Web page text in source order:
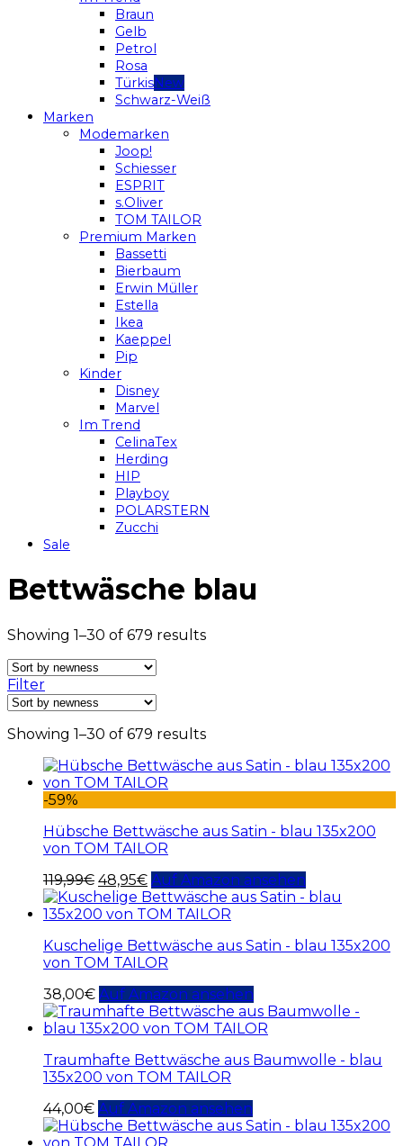
Braun
Gelb
Petrol
Rosa
Türkis
Schwarz-Weiß
Marken
Modemarken
Joop!
Schiesser
ESPRIT
s.Oliver
TOM TAILOR
Premium Marken
Bassetti
Bierbaum
Erwin Müller
Estella
Ikea
Kaeppel
Pip
Kinder
Disney
Marvel
Im Trend
CelinaTex
Herding
HIP
Playboy
POLARSTERN
Zucchi
Sale
Bettwäsche blau
Showing 1–30 of 679 results
Filter
Showing 1–30 of 679 results
-59%
Hübsche Bettwäsche aus Satin - blau 135x200
von TOM TAILOR
119,99€ 48,95€ Auf Amazon ansehen
Kuschelige Bettwäsche aus Satin - blau 135x200
von TOM TAILOR
38,00€ Auf Amazon ansehen
Traumhafte Bettwäsche aus Baumwolle - blau
135x200 von TOM TAILOR
44,00€ Auf Amazon ansehen